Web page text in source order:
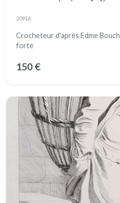
20916
Crocheteur d'après Edme
forte
150 €